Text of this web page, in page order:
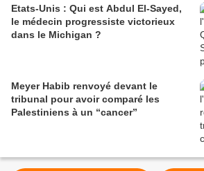
Etats-Unis : Qui est Abdul El-Sayed,
le médecin progressiste victorieux
dans le Michigan ?
Meyer Habib renvoyé devant le
tribunal pour avoir comparé les
Palestiniens à un “cancer”